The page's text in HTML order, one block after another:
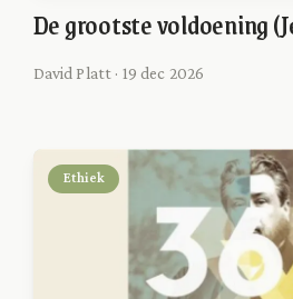
De grootste voldoening
David Platt · 19 dec 2026
Ethiek